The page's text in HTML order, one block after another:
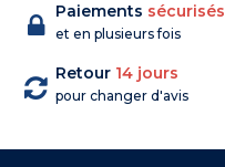
Paiements sécurisés
et en plusieurs fois
Retour 14 jours
pour changer d'avis